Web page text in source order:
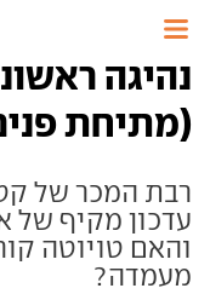
נהיגה
(מתיחת פנים,
רבת המכר של
עדכון מקיף
והאם טויוטה
מעמדה?